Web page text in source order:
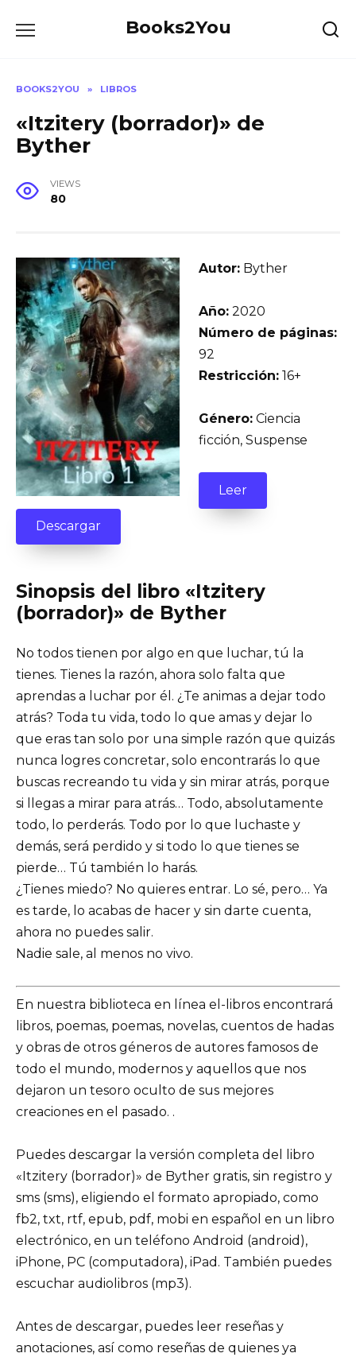
Books2You
BOOKS2YOU » LIBROS
«Itzitery (borrador)» de
Byther
VIEWS
80
Autor: Byther
Año: 2020
Número de páginas:
92
Restricción: 16+
Género: Ciencia
ficción, Suspense
Leer
Descargar
Sinopsis del libro «Itzitery
(borrador)» de Byther
No todos tienen por algo en que luchar, tú la
tienes. Tienes la razón, ahora solo falta que
aprendas a luchar por él. ¿Te animas a dejar todo
atrás? Toda tu vida, todo lo que amas y dejar lo
que eras tan solo por una simple razón que quizás
nunca logres concretar, solo encontrarás lo que
buscas recreando tu vida y sin mirar atrás, porque
si llegas a mirar para atrás… Todo, absolutamente
todo, lo perderás. Todo por lo que luchaste y
demás, será perdido y si todo lo que tienes se
pierde… Tú también lo harás.
¿Tienes miedo? No quieres entrar. Lo sé, pero… Ya
es tarde, lo acabas de hacer y sin darte cuenta,
ahora no puedes salir.
Nadie sale, al menos no vivo.
En nuestra biblioteca en línea el-libros encontrará
libros, poemas, poemas, novelas, cuentos de hadas
y obras de otros géneros de autores famosos de
todo el mundo, modernos y aquellos que nos
dejaron un tesoro oculto de sus mejores
creaciones en el pasado. .
Puedes descargar la versión completa del libro
«Itzitery (borrador)» de Byther gratis, sin registro y
sms (sms), eligiendo el formato apropiado, como
fb2, txt, rtf, epub, pdf, mobi en español en un libro
electrónico, en un teléfono Android (android),
iPhone, PC (computadora), iPad. También puedes
escuchar audiolibros (mp3).
Antes de descargar, puedes leer reseñas y
anotaciones, así como reseñas de quienes ya